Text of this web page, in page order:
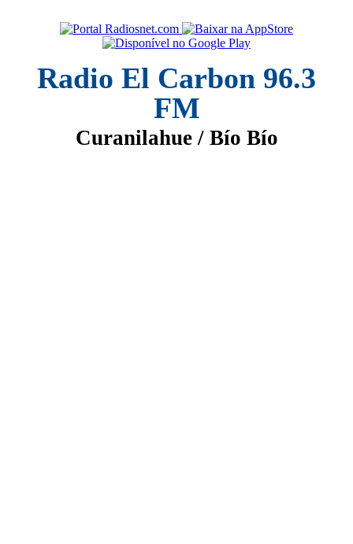
Radio El Carbon 96.3
FM
Curanilahue / Bío Bío